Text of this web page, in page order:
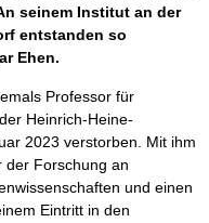
seinem Institut an der
entstanden so
Ehen.
Professor für
Heinrich-Heine-
2023 verstorben. Mit ihm
der Forschung an
und einen
Eintritt in den